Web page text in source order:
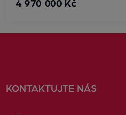
4 970 000 Kč
KONTAKTUJTE NÁS